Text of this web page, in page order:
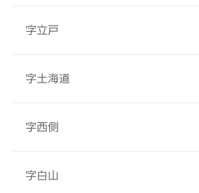
字立戸
字土海道
字西側
字白山